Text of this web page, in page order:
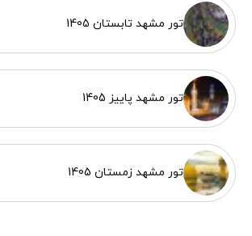
تور مشهد تابستان 1405
تور مشهد پاییز 1405
تور مشهد زمستان 1405